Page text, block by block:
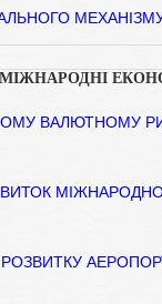
ВАЛЮТНОМУ